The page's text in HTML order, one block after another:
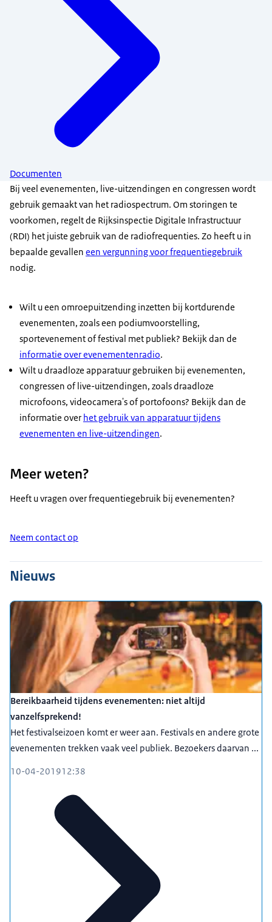
Documenten
Bij veel evenementen, live-uitzendingen en congressen wordt
gebruik gemaakt van het radiospectrum. Om storingen te
voorkomen, regelt de Rijksinspectie Digitale Infrastructuur
(RDI) het juiste gebruik van de radiofrequenties. Zo heeft u in
bepaalde gevallen een vergunning voor frequentiegebruik
nodig.
Wilt u een omroepuitzending inzetten bij kortdurende
evenementen, zoals een podiumvoorstelling,
sportevenement of festival met publiek? Bekijk dan de
informatie over evenementenradio.
Wilt u draadloze apparatuur gebruiken bij evenementen,
congressen of live-uitzendingen, zoals draadloze
microfoons, videocamera's of portofoons? Bekijk dan de
informatie over het gebruik van apparatuur tijdens
evenementen en live-uitzendingen.
Meer weten?
Heeft u vragen over frequentiegebruik bij evenementen?
Neem contact op
Nieuws
Bereikbaarheid tijdens evenementen: niet altijd
vanzelfsprekend!
Het festivalseizoen komt er weer aan. Festivals en andere grote
evenementen trekken vaak veel publiek. Bezoekers daarvan ...
10-04-201912:38